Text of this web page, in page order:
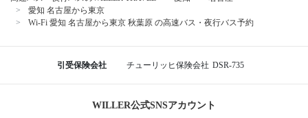
愛知 名古屋から東京
Wi-Fi 愛知 名古屋から東京 秋葉原 の高速バス・夜行バス予約
引受保険会社 チューリッヒ保険会社 DSR-735
WILLER公式SNSアカウント